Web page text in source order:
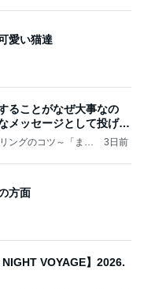
愛い猫達
ることがなぜ大事なの
メッセージとして投げる
ングのコツ～「まと
3日前
方面
VOYAGE】2026.